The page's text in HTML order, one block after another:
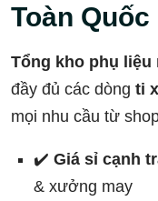
Toàn Quốc
Tổng kho phụ liệu
đầy đủ các dòng ti
mọi nhu cầu từ
✔️ Giá sỉ cạnh
& xưởng may